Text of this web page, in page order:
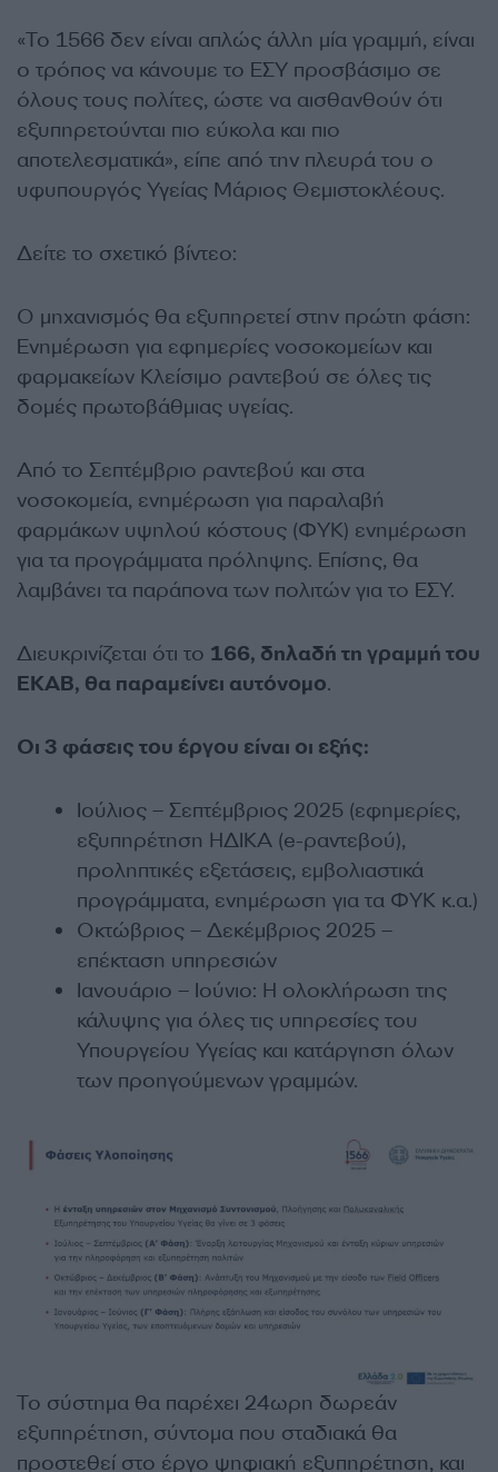
«Το 1566 δεν είναι απλώς άλλη μία γραμμή, είναι
ο τρόπος να κάνουμε το ΕΣΥ προσβάσιμο σε
όλους τους πολίτες, ώστε να αισθανθούν ότι
εξυπηρετούνται πιο εύκολα και πιο
αποτελεσματικά», είπε από την πλευρά του ο
υφυπουργός Υγείας Μάριος Θεμιστοκλέους.
Δείτε το σχετικό βίντεο:
Ο μηχανισμός θα εξυπηρετεί στην πρώτη φάση:
Ενημέρωση για εφημερίες νοσοκομείων και
φαρμακείων Κλείσιμο ραντεβού σε όλες τις
δομές πρωτοβάθμιας υγείας.
Από το Σεπτέμβριο ραντεβού και στα
νοσοκομεία, ενημέρωση για παραλαβή
φαρμάκων υψηλού κόστους (ΦΥΚ) ενημέρωση
για τα προγράμματα πρόληψης. Επίσης, θα
λαμβάνει τα παράπονα των πολιτών για το ΕΣΥ.
Διευκρινίζεται ότι το 166, δηλαδή τη γραμμή του
ΕΚΑΒ, θα παραμείνει αυτόνομο.
Οι 3 φάσεις του έργου είναι οι εξής:
Ιούλιος – Σεπτέμβριος 2025 (εφημερίες,
εξυπηρέτηση ΗΔΙΚΑ (e-ραντεβού),
προληπτικές εξετάσεις, εμβολιαστικά
προγράμματα, ενημέρωση για τα ΦΥΚ κ.α.)
Οκτώβριος – Δεκέμβριος 2025 –
επέκταση υπηρεσιών
Ιανουάριο – Ιούνιο: Η ολοκλήρωση της
κάλυψης για όλες τις υπηρεσίες του
Υπουργείου Υγείας και κατάργηση όλων
των προηγούμενων γραμμών.
Το σύστημα θα παρέχει 24ωρη δωρεάν
εξυπηρέτηση, σύντομα που σταδιακά θα
προστεθεί στο έργο ψηφιακή εξυπηρέτηση, και